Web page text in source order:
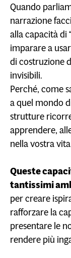
Quando
narrazione
alla capacità di
imparare a
di costruzione
invisibili.
Perché, come
a quel mondo
strutture
apprendere,
nella vostra
Queste
tantissimi
per creare
rafforzare la
presentare le
rendere più